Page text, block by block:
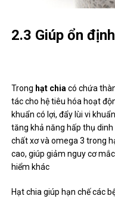
2.3 Giúp ổn
Trong hạt chia có chứa
tác cho hệ tiêu hóa hoạt
khuẩn có lợi, đẩy lùi vi
tăng khả năng hấp thụ
chất xơ và omega 3 trong
cao, giúp giảm nguy cơ
hiểm khác
Hạt chia giúp hạn chế các